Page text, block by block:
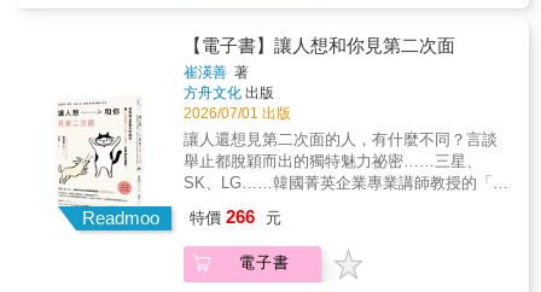
三十分鐘為單位，記錄一天的時間花在哪裡，
有效安排每日行程。● 選出每天真正該完成的
三件事。● 標註每件事的核心價值觀，讓行動
扣回最深層的個人價值觀。● 設計短期目標的
執行架構，提高完成目標的可能性。● 建立簡
單可行的進度追蹤系統。● 分辨哪些目標該堅
持，哪些目標該果斷放下。達成目標，並沒有
你以為的那麼難。從今天開始，釋放你更強的
生產力★各界心動推薦★瓦基，「閱讀前哨
站」站長抹布，《科技工作講》創辦人謝文
憲，作家、講師、主持人「克里斯．貝利探討
個人轉變中常被忽視的重要面向。這是這類書
籍的重要新作！」——卡爾．紐波特（Cal
（健康與技能）┼ 嗜好（玩樂與放鬆）┼ 人際
關係（家人與朋友）┼ 有影響力的工作（選擇
最有意義的事）═ 策略性衝刺 ★成功不再是無
止盡的拚命、時刻待命的心態、完美主義，而
是建立一套可長可久的職涯核心策略，知道自
己妥協的底線是什麼、建立更理想的界線、有
意識地將生活與工作整合起來！成長是一輩子
的事，你需要的不是「更瘋狂的努力」，是
「更聰明地工作」，你需要的不只是休息一
用的核心策略，幫助所有忙碌工作的人們重新
奪回人生主導權，打造持久的生活和事業，而
Readmoo
【電子書】讓人想和你見第二次面
崔渶善 著
方舟文化 出版
2026/07/01 出版
讓人還想見第二次面的人，有什麼不同？言談
舉止都脫穎而出的獨特魅力祕密……三星、
SK、LG……韓國菁英企業專業講師教授的「好
際交往中總是圓融和睦， 在職場上幾乎沒
有敵人，並且備受好評？ 又或者，看似平
凡，卻不知為何特別受歡迎的人？ 他們的
特價 266 元
電子書